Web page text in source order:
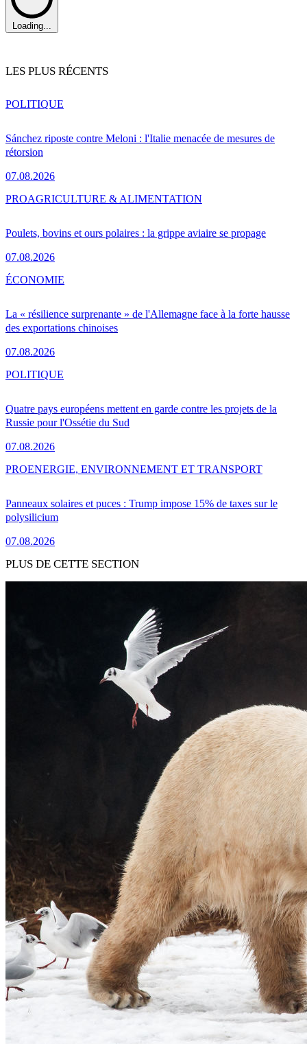
Loading...
LES PLUS RÉCENTS
Sánchez riposte contre Meloni : l'Italie menacée de mesures de
rétorsion
07.08.2026
POLITIQUE
Poulets, bovins et ours polaires : la grippe aviaire se propage
07.08.2026
PROAGRICULTURE & ALIMENTATION
La « résilience surprenante » de l'Allemagne face à la forte hausse
des exportations chinoises
07.08.2026
ÉCONOMIE
Quatre pays européens mettent en garde contre les projets de la
Russie pour l'Ossétie du Sud
07.08.2026
POLITIQUE
Panneaux solaires et puces : Trump impose 15% de taxes sur le
polysilicium
07.08.2026
PROENERGIE, ENVIRONNEMENT ET TRANSPORT
PLUS DE CETTE SECTION